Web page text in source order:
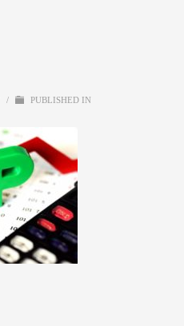
/ PUBLISHED IN